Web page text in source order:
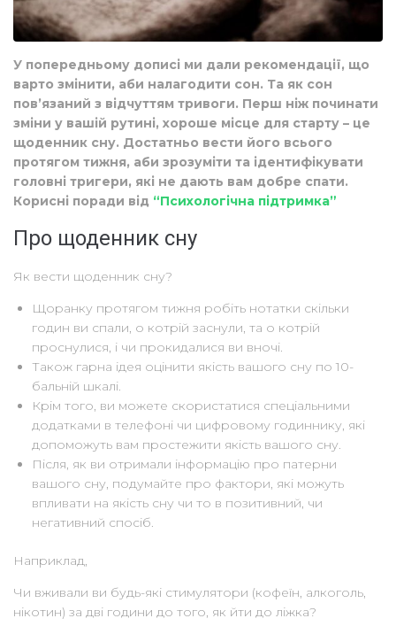
У попередньому дописі ми дали рекомендації, що
варто змінити, аби налагодити сон. Та як сон
пов’язаний з відчуттям тривоги. Перш ніж починати
зміни у вашій рутині, хороше місце для старту – це
щоденник сну. Достатньо вести його всього
протягом тижня, аби зрозуміти та ідентифікувати
головні тригери, які не дають вам добре спати.
Корисні поради від “Психологічна підтримка”
Про щоденник сну
Як вести щоденник сну?
Щоранку протягом тижня робіть нотатки скільки
годин ви спали, о котрій заснули, та о котрій
проснулися, і чи прокидалися ви вночі.
Також гарна ідея оцінити якість вашого сну по 10-
бальній шкалі.
Крім того, ви можете скористатися спеціальними
додатками в телефоні чи цифровому годиннику, які
допоможуть вам простежити якість вашого сну.
Після, як ви отримали інформацію про патерни
вашого сну, подумайте про фактори, які можуть
впливати на якість сну чи то в позитивний, чи
негативний спосіб.
Наприклад,
Чи вживали ви будь-які стимулятори (кофеїн, алкоголь,
нікотин) за дві години до того, як йти до ліжка?